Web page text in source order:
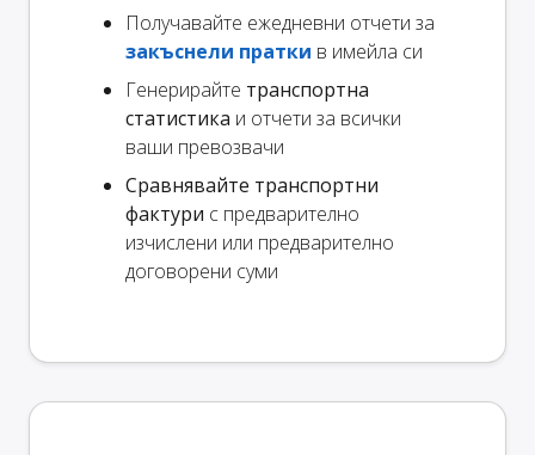
Получавайте ежедневни отчети за
закъснели пратки в имейла си
Генерирайте транспортна
статистика и отчети за всички
ваши превозвачи
Сравнявайте транспортни
фактури с предварително
изчислени или предварително
договорени суми